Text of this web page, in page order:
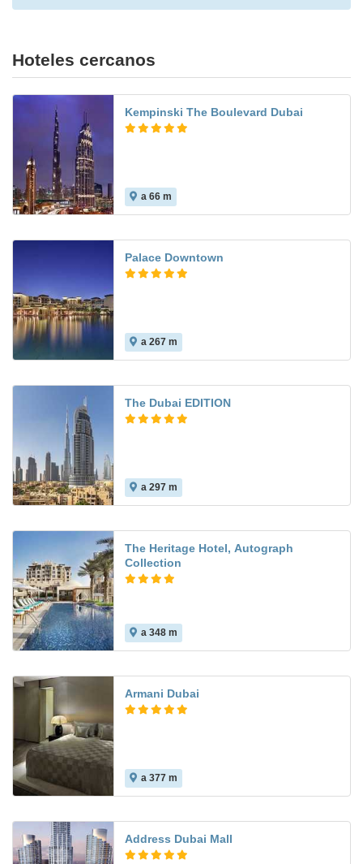
Hoteles cercanos
Kempinski The Boulevard Dubai
a 66 m
Palace Downtown
a 267 m
The Dubai EDITION
a 297 m
The Heritage Hotel, Autograph
Collection
a 348 m
Armani Dubai
a 377 m
Address Dubai Mall